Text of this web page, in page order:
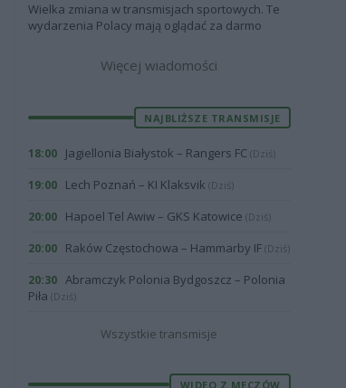
Wielka zmiana w transmisjach sportowych. Te
wydarzenia Polacy mają oglądać za darmo
Więcej wiadomości
NAJBLIŻSZE TRANSMISJE
18:00 Jagiellonia Białystok – Rangers FC (Dziś)
19:00 Lech Poznań – KI Klaksvik (Dziś)
20:00 Hapoel Tel Awiw – GKS Katowice (Dziś)
20:00 Raków Częstochowa – Hammarby IF (Dziś)
20:30 Abramczyk Polonia Bydgoszcz – Polonia
Piła (Dziś)
Wszystkie transmisje
WIDEO Z MECZÓW